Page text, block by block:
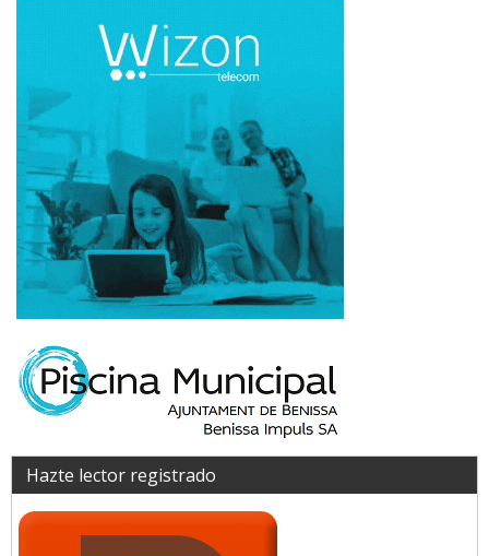
Hazte lector registrado